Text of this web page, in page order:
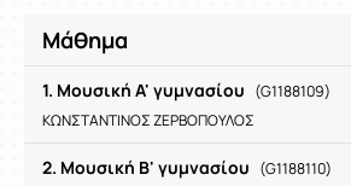
Μάθημα
1. Μουσική Α' γυμνασίου (G1188109)
ΚΩΝΣΤΑΝΤΙΝΟΣ ΖΕΡΒΟΠΟΥΛΟΣ
2. Μουσική Β' γυμνασίου (G1188110)